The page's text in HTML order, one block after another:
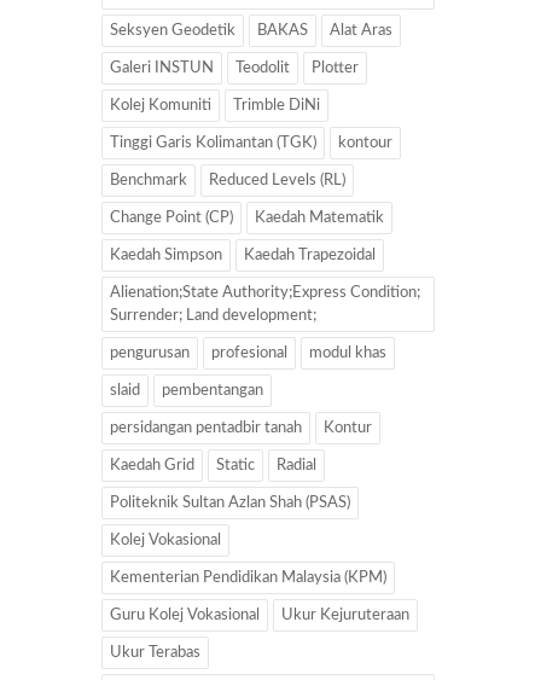
Seksyen Geodetik BAKAS Alat Aras
Galeri INSTUN Teodolit Plotter
Kolej Komuniti Trimble DiNi
Tinggi Garis Kolimantan (TGK) kontour
Benchmark Reduced Levels (RL)
Change Point (CP) Kaedah Matematik
Kaedah Simpson Kaedah Trapezoidal
Alienation;State Authority;Express Condition;
Surrender; Land development;
pengurusan profesional modul khas
slaid pembentangan
persidangan pentadbir tanah Kontur
Kaedah Grid Static Radial
Politeknik Sultan Azlan Shah (PSAS)
Kolej Vokasional
Kementerian Pendidikan Malaysia (KPM)
Guru Kolej Vokasional Ukur Kejuruteraan
Ukur Terabas